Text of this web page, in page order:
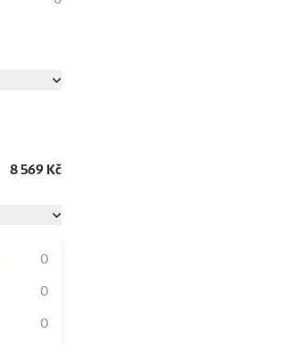
8 569 Kč
0
0
0